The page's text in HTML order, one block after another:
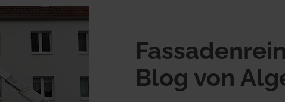
Blog von